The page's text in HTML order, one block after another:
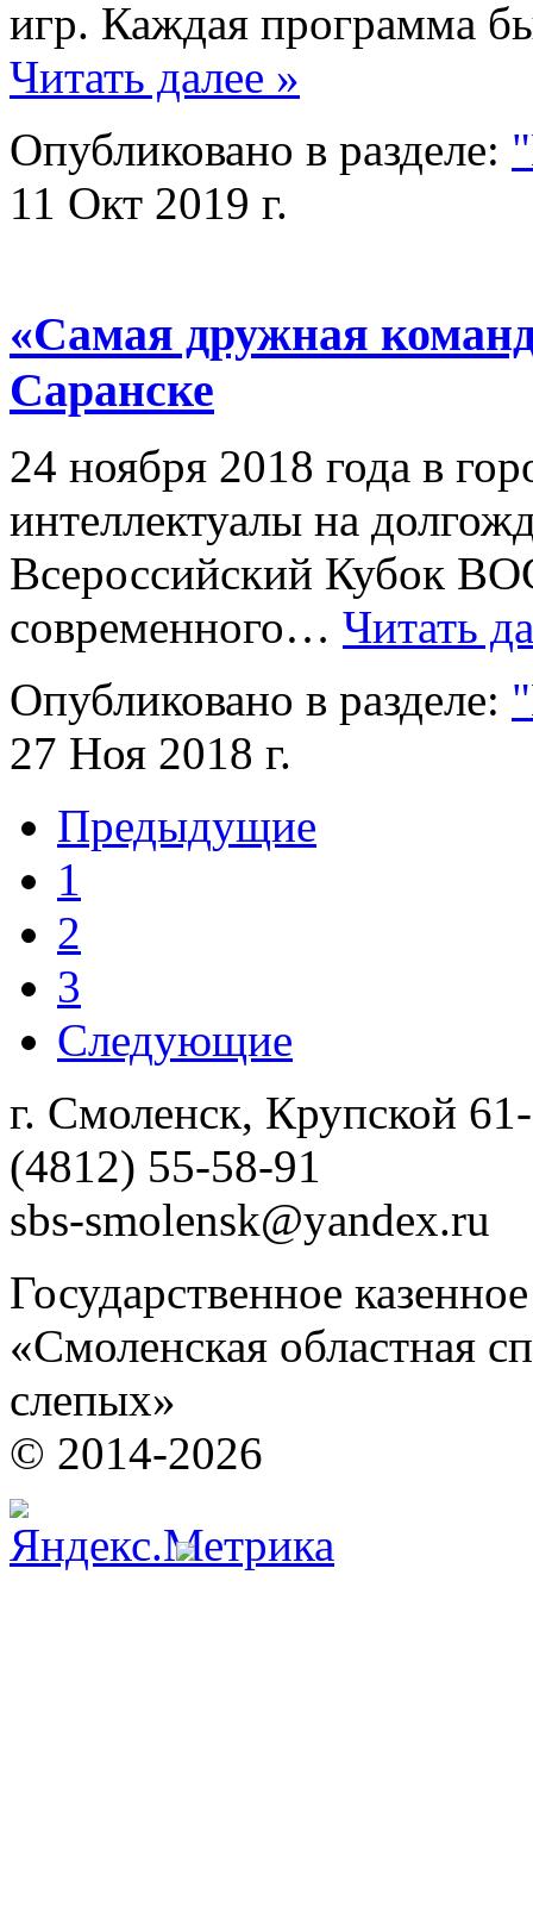
игр. Каждая программа
Читать далее »
Опубликовано в разделе:
11 Окт 2019 г.
«Самая дружная
Саранске
24 ноября 2018 года в
интеллектуалы на
Всероссийский Кубок
современного… Читать
Опубликовано в разделе:
27 Ноя 2018 г.
Предыдущие
1
2
3
Следующие
г. Смоленск, Крупской
(4812) 55-58-91
sbs-smolensk@yandex.ru
Государственное
«Смоленская областная
слепых»
© 2014-2026